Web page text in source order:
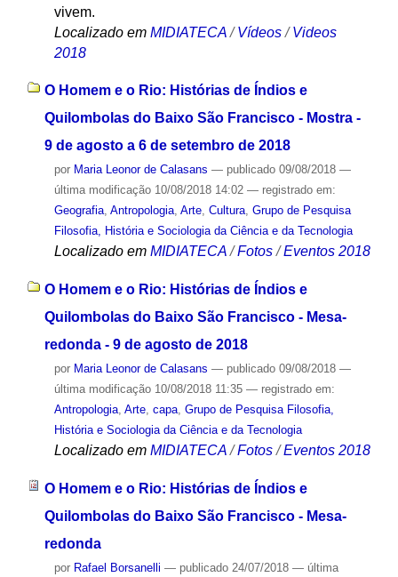
vivem.
Localizado em MIDIATECA /Vídeos /Videos
2018
O Homem e o Rio: Histórias de Índios e
Quilombolas do Baixo São Francisco - Mostra -
9 de agosto a 6 de setembro de 2018
por Maria Leonor de Calasans — publicado09/08/2018 —
última modificação10/08/2018 14:02 — registrado em:
Geografia, Antropologia, Arte, Cultura, Grupo de Pesquisa
Filosofia, História e Sociologia da Ciência e da Tecnologia
Localizado em MIDIATECA /Fotos /Eventos 2018
O Homem e o Rio: Histórias de Índios e
Quilombolas do Baixo São Francisco - Mesa-
redonda - 9 de agosto de 2018
por Maria Leonor de Calasans — publicado09/08/2018 —
última modificação10/08/2018 11:35 — registrado em:
Antropologia, Arte, capa, Grupo de Pesquisa Filosofia,
História e Sociologia da Ciência e da Tecnologia
Localizado em MIDIATECA /Fotos /Eventos 2018
O Homem e o Rio: Histórias de Índios e
Quilombolas do Baixo São Francisco - Mesa-
redonda
por Rafael Borsanelli — publicado24/07/2018 — última